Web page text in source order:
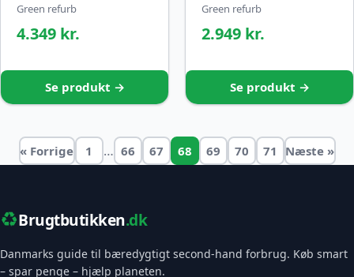
Green refurb
4.349 kr.
Se produkt →
Green refurb
2.949 kr.
Se produkt →
« Forrige 1 … 66 67 68 69 70 71 Næste »
♻️Brugtbutikken.dk
Danmarks guide til bæredygtigt second-hand forbrug. Køb smart
– spar penge – hjælp planeten.